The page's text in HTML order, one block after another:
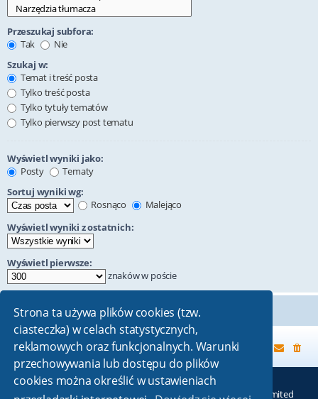
Strona ta używa plików cookies (tzw.
ciasteczka) w celach statystycznych,
reklamowych oraz funkcjonalnych. Warunki
przechowywania lub dostępu do plików
cookies można określić w ustawieniach
Przeszukaj subfora:
Tak
Nie
Szukaj w:
Temat i treść posta
Tylko treść posta
Tylko tytuły tematów
Tylko pierwszy post tematu
Wyświetl wyniki jako:
Posty
Tematy
Sortuj wyniki wg:
Rosnąco
Malejąco
Wyświetl wyniki z ostatnich:
Wyświetl pierwsze:
znaków w poście
Strona główna
Technologię dostarcza phpBB® Forum Software © phpBB Limited